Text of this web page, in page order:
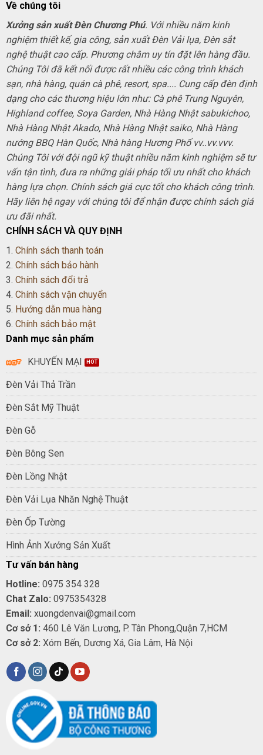
Về chúng tôi
Xưởng sản xuất Đèn Chương Phú. Với nhiều năm kinh
nghiệm thiết kế, gia công, sản xuất Đèn Vải lụa, Đèn sắt
nghệ thuật cao cấp. Phương châm uy tín đặt lên hàng đầu.
Chúng Tôi đã kết nối được rất nhiều các công trình khách
sạn, nhà hàng, quán cà phê, resort, spa.... Cung cấp đèn định
dạng cho các thương hiệu lớn như: Cà phê Trung Nguyên,
Highland coffee, Soya Garden, Nhà Hàng Nhật sabukichoo,
Nhà Hàng Nhật Akado, Nhà Hàng Nhật saiko, Nhà Hàng
nướng BBQ Hàn Quốc, Nhà hàng Hương Phố vv..vv.vvv.
Chúng Tôi với đội ngũ kỹ thuật nhiều năm kinh nghiệm sẽ tư
vấn tận tình, đưa ra những giải pháp tối ưu nhất cho khách
hàng lựa chọn. Chính sách giá cực tốt cho khách công trình.
Hãy liên hệ ngay với chúng tôi để nhận được chính sách giá
ưu đãi nhất.
CHÍNH SÁCH VÀ QUY ĐỊNH
1. Chính sách thanh toán
2. Chính sách bảo hành
3. Chính sách đổi trả
4. Chính sách vận chuyển
5. Hướng dẫn mua hàng
6. Chính sách bảo mật
Danh mục sản phẩm
KHUYẾN MẠI
Đèn Vải Thả Trần
Đèn Sắt Mỹ Thuật
Đèn Gỗ
Đèn Bông Sen
Đèn Lồng Nhật
Đèn Vải Lụa Nhăn Nghệ Thuật
Đèn Ốp Tường
Hình Ảnh Xưởng Sản Xuất
Tư vấn bán hàng
Hotline: 0975 354 328
Chat Zalo: 0975354328
Email: xuongdenvai@gmail.com
Cơ sở 1: 460 Lê Văn Lương, P. Tân Phong,Quận 7,HCM
Cơ sở 2: Xóm Bến, Dương Xá, Gia Lâm, Hà Nội